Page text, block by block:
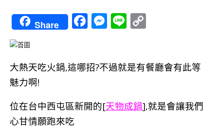
Share Facebook
Messenger
Line
大熱天吃火鍋,這哪招?不過就是有餐廳會有此等
魅力啊!
位在台中西屯區新開的[天物成鍋],就是會讓我們
心甘情願跑來吃